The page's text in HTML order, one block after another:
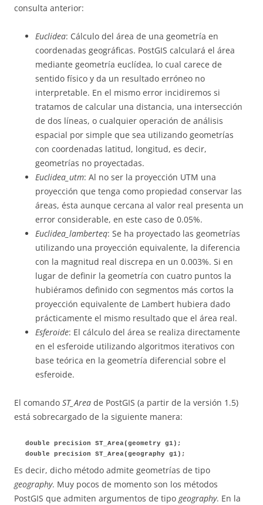
consulta anterior:
Euclidea: Cálculo del área de una geometría en
coordenadas geográficas. PostGIS calculará el área
mediante geometría euclídea, lo cual carece de
sentido físico y da un resultado erróneo no
interpretable. En el mismo error incidiremos si
tratamos de calcular una distancia, una intersección
de dos líneas, o cualquier operación de análisis
espacial por simple que sea utilizando geometrías
con coordenadas latitud, longitud, es decir,
geometrías no proyectadas.
Euclidea_utm: Al no ser la proyección UTM una
proyección que tenga como propiedad conservar las
áreas, ésta aunque cercana al valor real presenta un
error considerable, en este caso de 0.05%.
Euclidea_lamberteq: Se ha proyectado las geometrías
utilizando una proyección equivalente, la diferencia
con la magnitud real discrepa en un 0.003%. Si en
lugar de definir la geometría con cuatro puntos la
hubiéramos definido con segmentos más cortos la
proyección equivalente de Lambert hubiera dado
prácticamente el mismo resultado que el área real.
Esferoide: El cálculo del área se realiza directamente
en el esferoide utilizando algoritmos iterativos con
base teórica en la geometría diferencial sobre el
esferoide.
El comando ST_Area de PostGIS (a partir de la versión 1.5)
está sobrecargado de la siguiente manera:
double precision ST_Area(geometry g1);
double precision ST_Area(geography g1);
Es decir, dicho método admite geometrías de tipo
geography. Muy pocos de momento son los métodos
PostGIS que admiten argumentos de tipo geography. En la